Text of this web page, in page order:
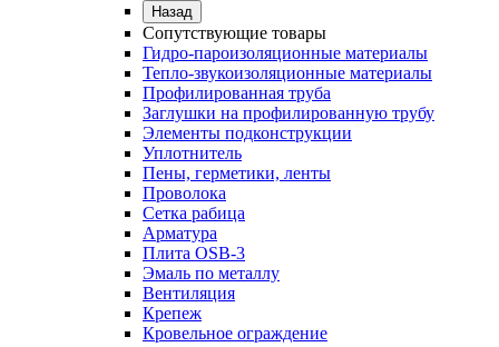
Назад
Сопутствующие товары
Гидро-пароизоляционные материалы
Тепло-звукоизоляционные материалы
Профилированная труба
Заглушки на профилированную трубу
Элементы подконструкции
Уплотнитель
Пены, герметики, ленты
Проволока
Сетка рабица
Арматура
Плита OSB-3
Эмаль по металлу
Вентиляция
Крепеж
Кровельное ограждение